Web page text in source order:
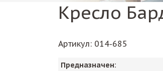
Кресло
Артикул: 014-685
Предназначен: